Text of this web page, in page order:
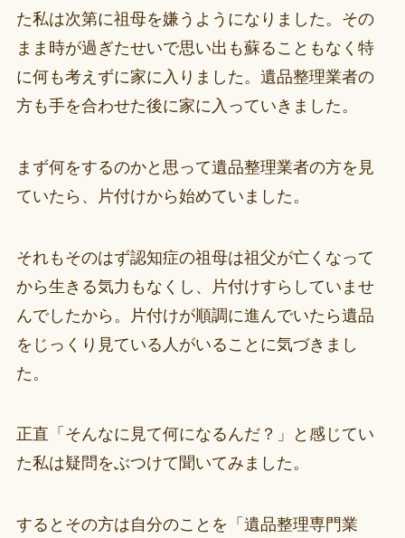
た私は次第に祖母を嫌うようになりました。その
まま時が過ぎたせいで思い出も蘇ることもなく特
に何も考えずに家に入りました。遺品整理業者の
方も手を合わせた後に家に入っていきました。
まず何をするのかと思って遺品整理業者の方を見
ていたら、片付けから始めていました。
それもそのはず認知症の祖母は祖父が亡くなって
から生きる気力もなくし、片付けすらしていませ
んでしたから。片付けが順調に進んでいたら遺品
をじっくり見ている人がいることに気づきまし
た。
正直「そんなに見て何になるんだ？」と感じてい
た私は疑問をぶつけて聞いてみました。
するとその方は自分のことを「遺品整理専門業